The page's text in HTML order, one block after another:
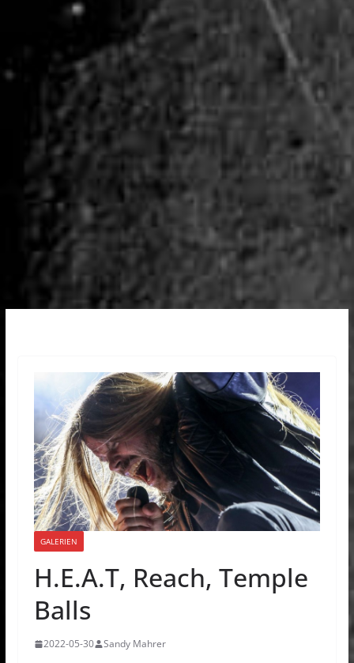
GALERIEN
H.E.A.T, Reach, Temple
Balls
2022-05-30 Sandy Mahrer